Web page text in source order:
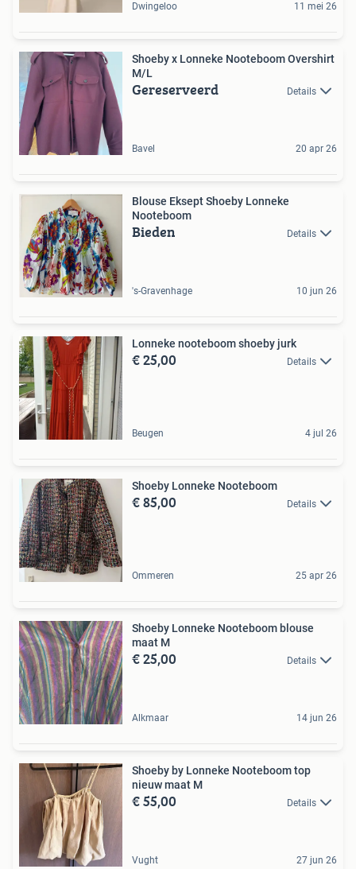
Dwingeloo 11 mei 26
Shoeby x Lonneke Nooteboom Overshirt
M/L
Gereserveerd Details
Bavel 20 apr 26
Blouse Eksept Shoeby Lonneke
Nooteboom
Bieden Details
's-Gravenhage 10 jun 26
Lonneke nooteboom shoeby jurk
€ 25,00 Details
Beugen 4 jul 26
Shoeby Lonneke Nooteboom
€ 85,00 Details
Ommeren 25 apr 26
Shoeby Lonneke Nooteboom blouse
maat M
€ 25,00 Details
Alkmaar 14 jun 26
Shoeby by Lonneke Nooteboom top
nieuw maat M
€ 55,00 Details
Vught 27 jun 26